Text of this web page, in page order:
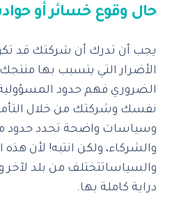
حال وقوع خسائر أو
يجب أن تدرك أن شركتك قد
الأضرار التي يتسبب بها
الضروري فهم حدود المسؤولية
نفسك وشركتك من خلال
وسياسات واضحة تحدد حدود
والشركاء، ولكن انتبه! لأن هذه
والسياساتتختلف من بلد
دراية كاملة بها.